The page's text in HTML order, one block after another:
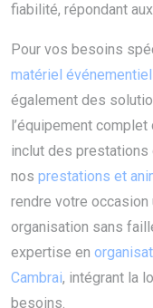
fiabilité, répondant
Pour vos besoins
matériel événementiel
également des
l’équipement
inclut des
nos prestations et
rendre votre occasion
organisation sans
expertise en
Cambrai, intégrant la
besoins.